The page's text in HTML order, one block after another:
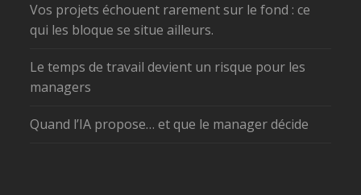
Vos projets échouent rarement sur le fond : ce
qui les bloque se situe ailleurs.
Le temps de travail devient un risque pour les
managers
Quand l’IA propose… et que le manager décide